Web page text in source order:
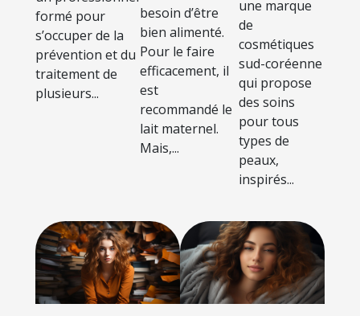
formé pour
s’occuper de la
prévention et du
traitement de
plusieurs...
besoin d’être
bien alimenté.
Pour le faire
efficacement, il
est
recommandé le
lait maternel.
Mais,...
une marque
de
cosmétiques
sud-coréenne
qui propose
des soins
pour tous
types de
peaux,
inspirés...